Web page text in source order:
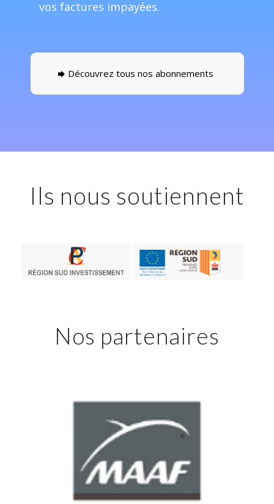
vos factures impayées.
Découvrez tous nos abonnements
Ils nous soutiennent
Nos partenaires